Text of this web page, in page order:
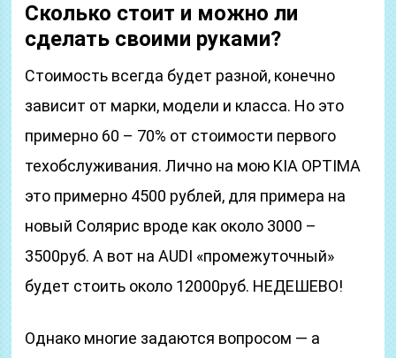
Сколько стоит и можно ли
сделать своими руками?
Стоимость всегда будет разной, конечно
зависит от марки, модели и класса. Но это
примерно 60 – 70% от стоимости первого
техобслуживания. Лично на мою KIA OPTIMA
это примерно 4500 рублей, для примера на
новый Солярис вроде как около 3000 –
3500руб. А вот на AUDI «промежуточный»
будет стоить около 12000руб. НЕДЕШЕВО!
Однако многие задаются вопросом — а